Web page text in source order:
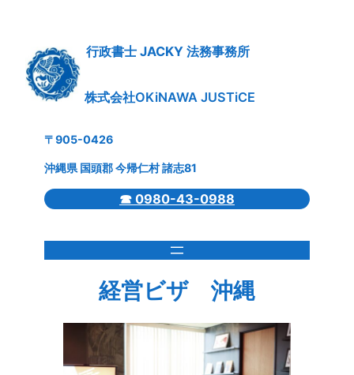
行政書士 JACKY 法務事務所
株式会社OKiNAWA JUSTiCE
〒905-0426
沖縄県 国頭郡 今帰仁村 諸志81
☎ 0980-43-0988
経営ビザ 沖縄